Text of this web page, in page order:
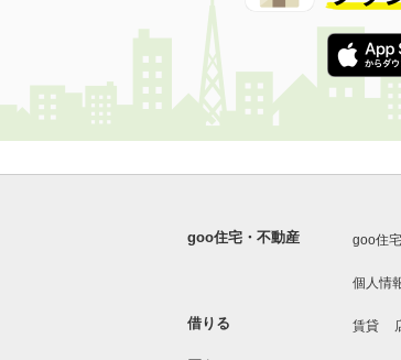
goo住宅・不動産 goo住
個人情
借りる 賃貸